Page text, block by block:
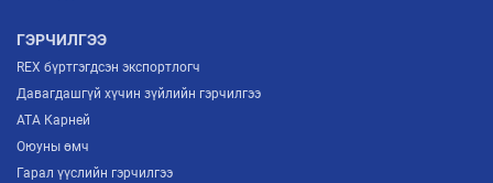
ГЭРЧИЛГЭЭ
REX бүртгэгдсэн экспортлогч
Давагдашгүй хүчин зүйлийн гэрчилгээ
ATA Карней
Оюуны өмч
Гарал үүслийн гэрчилгээ